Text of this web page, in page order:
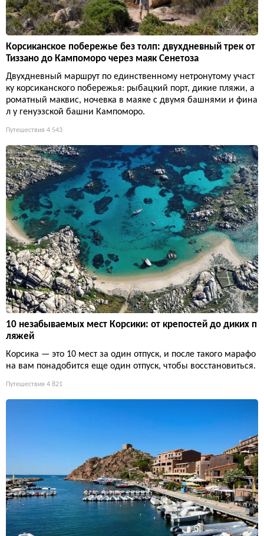
Корсиканское побережье без толп: двухдневный трек от
Тиззано до Кампоморо через маяк Сенетоза
Двухдневный маршрут по единственному нетронутому участ
ку корсиканского побережья: рыбацкий порт, дикие пляжи, а
роматный маквис, ночевка в маяке с двумя башнями и фина
л у генуэзской башни Кампоморо.
Путешествия 4 543
10 незабываемых мест Корсики: от крепостей до диких п
ляжей
Корсика — это 10 мест за один отпуск, и после такого марафо
на вам понадобится еще один отпуск, чтобы восстановиться.
Путешествия 4 821